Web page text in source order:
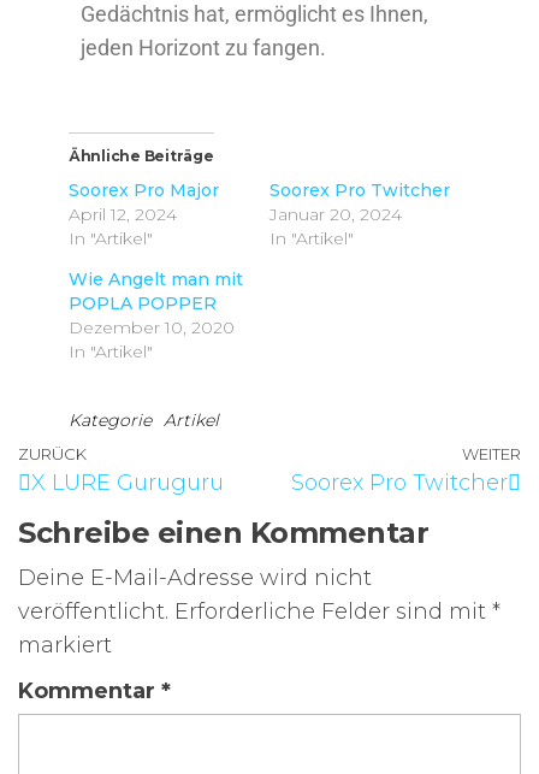
Gedächtnis hat, ermöglicht es Ihnen,
jeden Horizont zu fangen.
Ähnliche Beiträge
Soorex Pro Major
April 12, 2024
In "Artikel"
Soorex Pro Twitcher
Januar 20, 2024
In "Artikel"
Wie Angelt man mit
POPLA POPPER
Dezember 10, 2020
In "Artikel"
Kategorie Artikel
ZURÜCK
X LURE Guruguru
WEITER
Soorex Pro Twitcher
Schreibe einen Kommentar
Deine E-Mail-Adresse wird nicht
veröffentlicht. Erforderliche Felder sind mit *
markiert
Kommentar *